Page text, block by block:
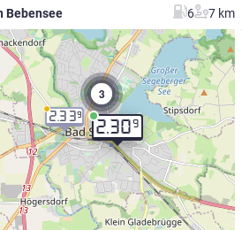
Bebensee 6 7 km
2.309
2.339
3